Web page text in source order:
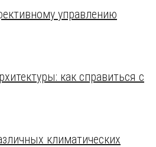
управлению
как справиться с
климатических